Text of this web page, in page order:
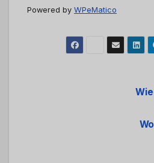
Powered by WPeMatico